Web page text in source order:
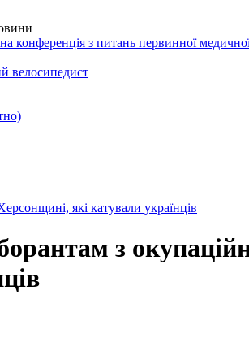
конференція з питань первинної
велосипедист
які катували українців
з